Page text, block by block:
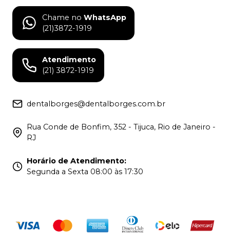
Chame no WhatsApp
(21)3872-1919
Atendimento
(21) 3872-1919
dentalborges@dentalborges.com.br
Rua Conde de Bonfim, 352 - Tijuca, Rio de Janeiro -
RJ
Horário de Atendimento:
Segunda a Sexta 08:00 às 17:30